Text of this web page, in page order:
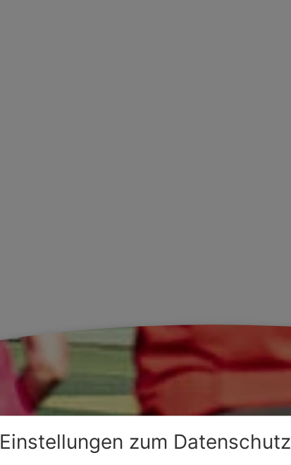
Einstellungen zum Datenschutz